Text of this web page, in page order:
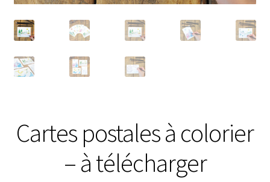
menu
enfant
Cartes postales à colorier
– à télécharger